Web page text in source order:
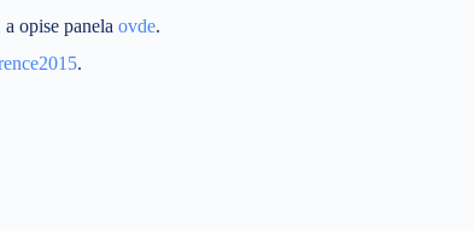
a opise panelaovde.
.